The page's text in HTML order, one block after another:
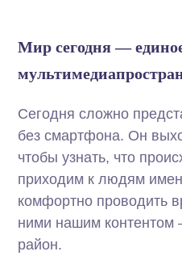
Мир сегодня —
Сегодня сложно
без смартфона. Он
чтобы узнать, что
приходим к людям
комфортно проводить
ними нашим контентом
район.